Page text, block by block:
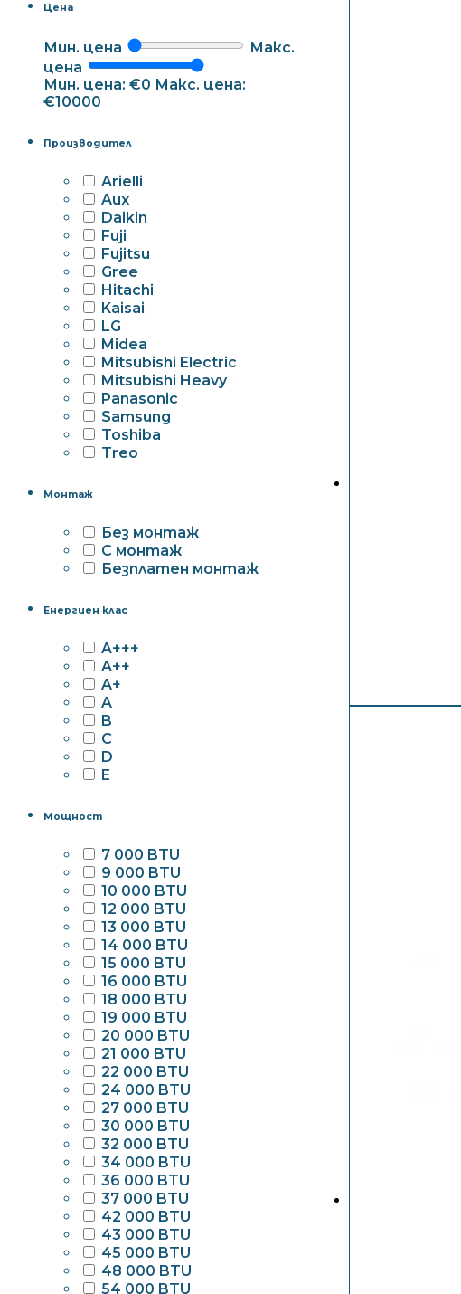
Цена
Мин. цена
Макс.
цена
Мин. цена: €0 Макс. цена:
€10000
Производител
Arielli
Aux
Daikin
Fuji
Fujitsu
Gree
Hitachi
Kaisai
LG
Midea
Mitsubishi Electric
Mitsubishi Heavy
Panasonic
Samsung
Toshiba
Treo
Монтаж
Без монтаж
С монтаж
Безплатен монтаж
Енергиен клас
A+++
A++
A+
A
B
C
D
E
Мощност
7 000 BTU
9 000 BTU
10 000 BTU
12 000 BTU
13 000 BTU
14 000 BTU
15 000 BTU
16 000 BTU
18 000 BTU
19 000 BTU
20 000 BTU
21 000 BTU
22 000 BTU
24 000 BTU
27 000 BTU
30 000 BTU
32 000 BTU
34 000 BTU
36 000 BTU
37 000 BTU
42 000 BTU
43 000 BTU
45 000 BTU
48 000 BTU
54 000 BTU